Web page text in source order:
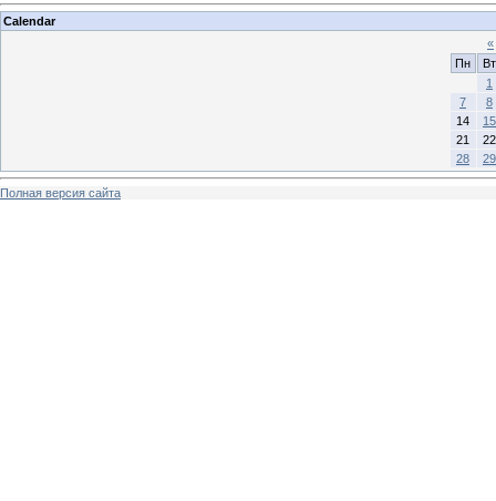
Calendar
«
Пн
Вт
1
7
8
14
15
21
22
28
29
Полная версия сайта